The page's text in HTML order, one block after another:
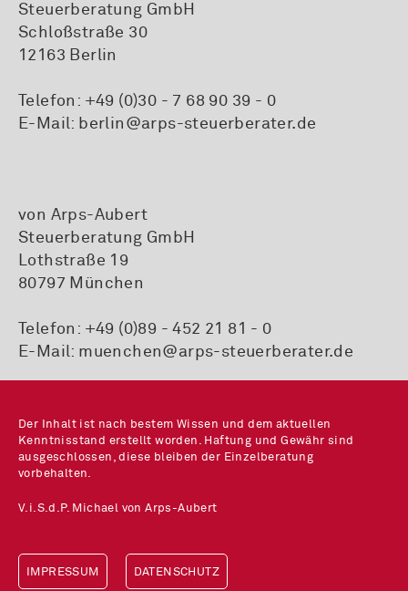
Steuerberatung GmbH
Schloßstraße 30
12163 Berlin
Telefon: +49 (0)30 - 7 68 90 39 - 0
E-Mail: berlin@arps-steuerberater.de
von Arps-Aubert
Steuerberatung GmbH
Lothstraße 19
80797 München
Telefon: +49 (0)89 - 452 21 81 - 0
E-Mail: muenchen@arps-steuerberater.de
Der Inhalt ist nach bestem Wissen und dem aktuellen
Kenntnisstand erstellt worden. Haftung und Gewähr sind
ausgeschlossen, diese bleiben der Einzelberatung
vorbehalten.
V.i.S.d.P. Michael von Arps-Aubert
IMPRESSUM DATENSCHUTZ